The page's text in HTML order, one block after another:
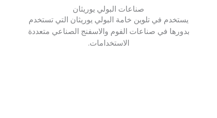
صناعات البولي يوريثان
يستخدم في تلوين خامة البولي يوريثان التي تستخدم
بدورها في صناعات الفوم والاسفنج الصناعي متعددة
الاستخدامات.